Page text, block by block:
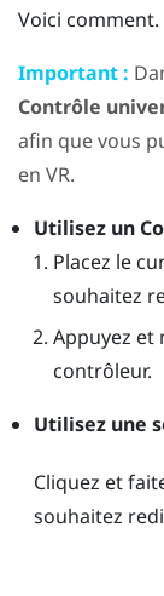
Voici comment.
Important :
Contrôle
afin que vous
en VR.
Utilisez un
Placez le
souhaitez
Appuyez et
contrôleur.
Utilisez une
Cliquez et
souhaitez